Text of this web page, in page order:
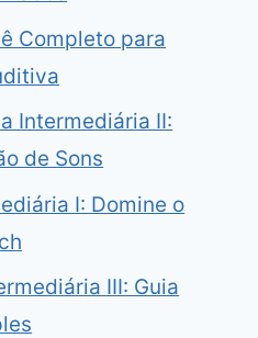
Completo para
Intermediária II:
de Sons
I: Domine o
III: Guia